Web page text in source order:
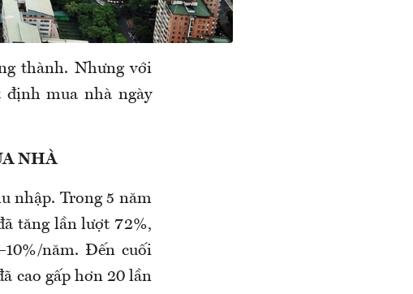
thành. Nhưng với
mua nhà ngày
NHÀ
nhập. Trong 5 năm
tăng lần lượt 72%,
năm. Đến cuối
cao gấp hơn 20 lần